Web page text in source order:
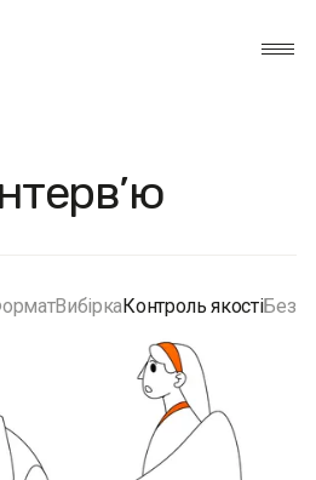
ВибіркаКонтроль якості